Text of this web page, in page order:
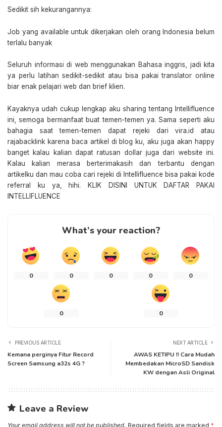
Sedikit sih kekurangannya:
Job yang available untuk dikerjakan oleh orang Indonesia belum
terlalu banyak
Seluruh informasi di web menggunakan Bahasa inggris, jadi kita
ya perlu latihan sedikit-sedikit atau bisa pakai translator online
biar enak pelajari web dan brief klien.
Kayaknya udah cukup lengkap aku sharing tentang Intellifluence
ini, semoga bermanfaat buat temen-temen ya. Sama seperti aku
bahagia saat temen-temen dapat rejeki dari vira.id atau
rajabacklink karena baca artikel di blog ku, aku juga akan happy
banget kalau kalian dapat ratusan dollar juga dari website ini.
Kalau kalian merasa berterimakasih dan terbantu dengan
artikelku dan mau coba cari rejeki di Intellifluence bisa pakai kode
referral ku ya, hihi. KLIK DISINI UNTUK DAFTAR PAKAI
INTELLIFLUENCE
What’s your reaction?
0 0 0 0 0
0 0
PREVIOUS ARTICLE
Kemana perginya Fitur Record
Screen Samsung a32s 4G ?
NEXT ARTICLE
AWAS KETIPU !! Cara Mudah
Membedakan MicroSD Sandisk
KW dengan Asli Original
Leave a Review
Your email address will not be published. Required fields are marked *